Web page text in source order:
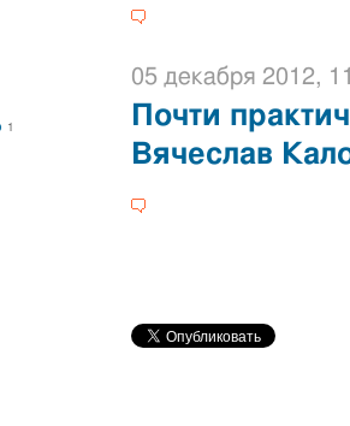
05 декабря 2012,
Почти
Вячеслав
1